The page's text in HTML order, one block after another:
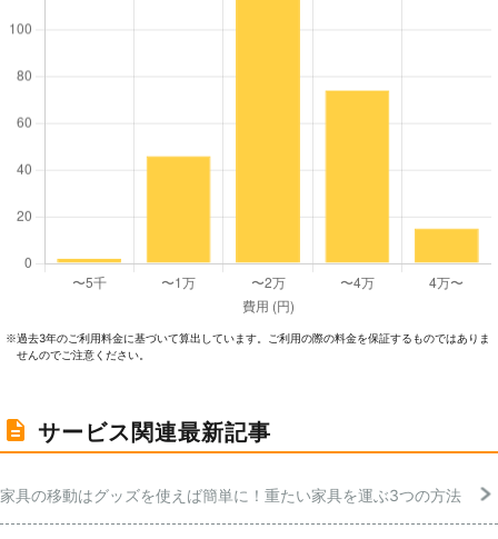
※過去3年のご利⽤料⾦に基づいて算出しています。ご利⽤の際の料⾦を保証するものではありま
せんのでご注意ください。
サービス関連最新記事
家具の移動はグッズを使えば簡単に！重たい家具を運ぶ3つの方法